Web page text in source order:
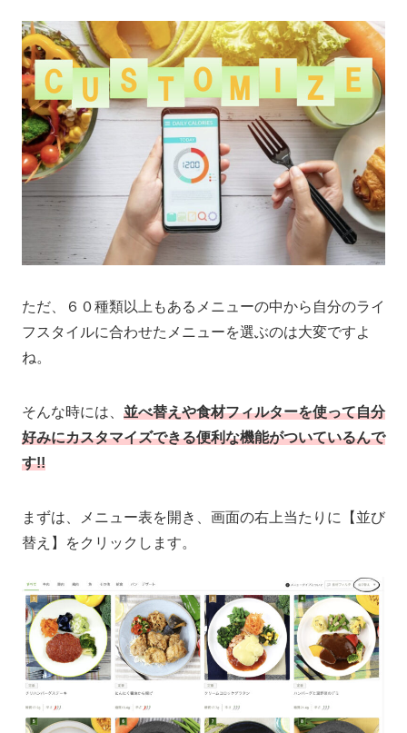
ただ、６０種類以上もあるメニューの中から自分のライ
フスタイルに合わせたメニューを選ぶのは大変ですよ
ね。
そんな時には、 並べ替えや食材フィルターを使って自分
好みにカスタマイズできる便利な機能がついているんで
す!!
まずは、メニュー表を開き、画面の右上当たりに【並び
替え】をクリックします。